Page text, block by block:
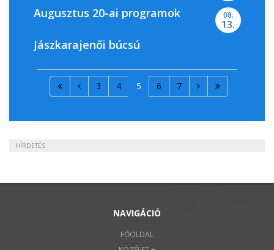
Augusztus 20-ai programok 08.
13.
Jászkarajenői búcsú
3 4 5 6 7
HÍRDETÉS
NAVIGÁCIÓ
FŐOLDAL